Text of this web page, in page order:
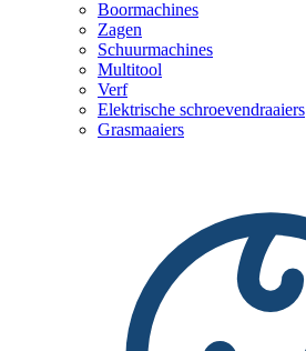
Boormachines
Zagen
Schuurmachines
Multitool
Verf
Elektrische schroevendraaiers
Grasmaaiers